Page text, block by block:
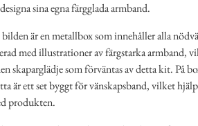
sina egna färgglada armband.
är en metallbox som innehåller alla
med illustrationer av färgstarka armband,
skaparglädje som förväntas av detta kit. På
är ett set byggt för vänskapsband, vilket
produkten.